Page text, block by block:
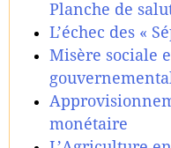
Planche de
L’échec des «
Misère sociale
monétaire